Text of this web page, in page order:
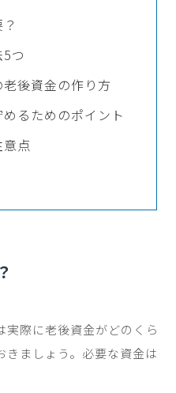
つ
老後資金の作り方
るためのポイント
点
際に老後資金がどのくら
きましょう。必要な資金は